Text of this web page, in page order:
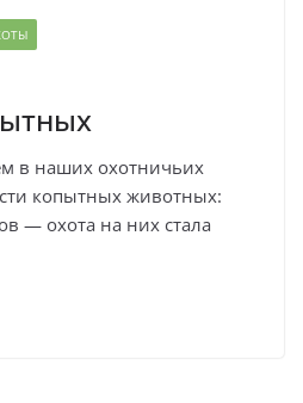
в наших охотничьих
копытных животных:
— охота на них стала